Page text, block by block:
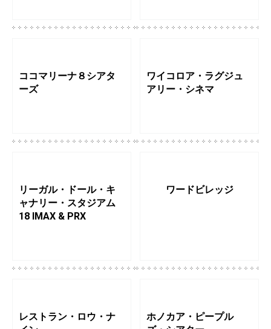
ココマリーナ８シアタ
ーズ
ワイコロア・ラグジュ
アリー・シネマ
リーガル・ドール・キ
ャナリー・スタジアム
18 IMAX & PRX
ワードビレッジ
レストラン・ロウ・ナ
ホノカア・ピープル